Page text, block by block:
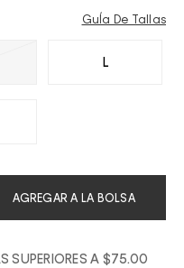
L
GuÍa De Tallas
AGREGAR A LA BOLSA
SUPERIORES A $75.00